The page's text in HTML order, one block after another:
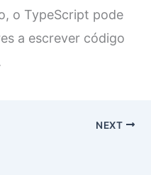
o TypeScript pode
a escrever código
NEXT